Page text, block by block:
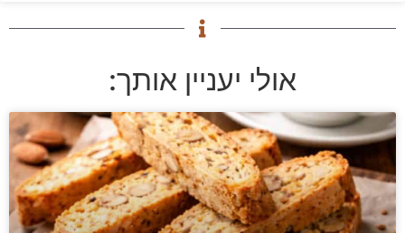
אולי יעניין אותך: